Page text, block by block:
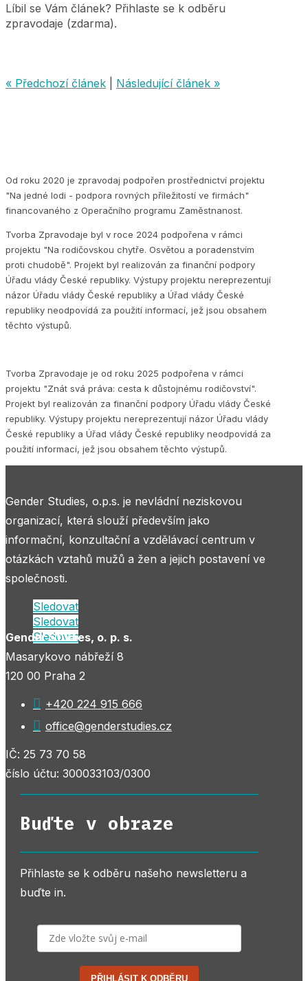
Líbil se Vám článek? Přihlaste se k odběru
zpravodaje (zdarma).
« Předchozí článek Následující článek »
Od roku 2020 je zpravodaj podpořen prostřednictví projektu
"Na jedné lodi - podpora rovných příležitostí ve firmách"
financovaného z Operačního programu Zaměstnanost.
Tvorba Zpravodaje byl v roce 2024 podpořena v rámci
projektu "Na rodičovskou chytře. Osvětou a poradenstvím
proti chudobě". Projekt byl realizován za finanční podpory
Úřadu vlády České republiky. Výstupy projektu nereprezentují
názor Úřadu vlády České republiky a Úřad vlády České
republiky neodpovídá za použití informací, jež jsou obsahem
těchto výstupů.
Tvorba Zpravodaje je od roku 2025 podpořena v rámci
projektu "Znát svá práva: cesta k důstojnému rodičovství".
Projekt byl realizován za finanční podpory Úřadu vlády České
republiky. Výstupy projektu nereprezentují názor Úřadu vlády
České republiky a Úřad vlády České republiky neodpovídá za
použití informací, jež jsou obsahem těchto výstupů.
Gender Studies, o.p.s. je nevládní neziskovou
organizací, která slouží především jako
informační, konzultační a vzdělávací centrum v
otázkách vztahů mužů a žen a jejich postavení ve
společnosti.
Sledovat
Sledovat
Sledovat
Gender Studies, o. p. s.
Masarykovo nábřeží 8
120 00 Praha 2
 +420 224 915 666
 office@genderstudies.cz
IČ: 25 73 70 58
číslo účtu: 300033103/0300
Buďte v obraze
Přihlaste se k odběru našeho newsletteru a
buďte in.
PŘIHLÁSIT K ODBĚRU